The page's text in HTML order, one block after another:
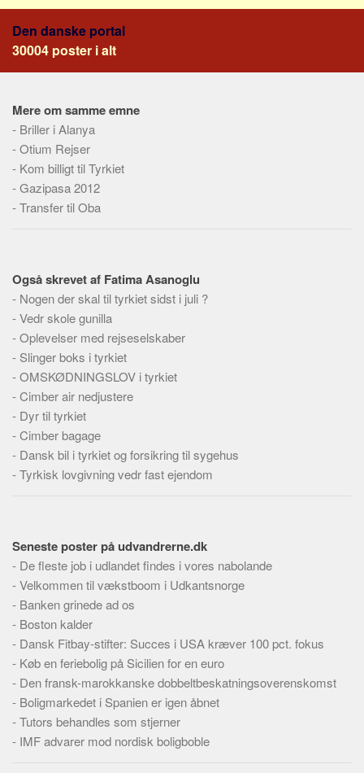
Praktisk
Alle
Emner
Skribenter
Personer
Steder
Webstedet
Forhistorien
Redigering
Tekstannoncer
Bannere
Hjælp
Den danske portal
30004 poster i alt
Mere om samme emne
- Briller i Alanya
-Otium Rejser
- Kom billigt til Tyrkiet
-Gazipasa 2012
-Transfer til Oba
Også skrevet af Fatima Asanoglu
- Nogen der skal til tyrkiet sidst i juli ?
-Vedr skole gunilla
-Oplevelser med rejseselskaber
- Slinger boks i tyrkiet
-OMSKØDNINGSLOV i tyrkiet
-Cimber air nedjustere
- Dyr til tyrkiet
-Cimber bagage
- Dansk bil i tyrkiet og forsikring til sygehus
-Tyrkisk lovgivning vedr fast ejendom
Seneste poster på udvandrerne.dk
- De fleste job i udlandet findes i vores nabolande
-Velkommen til vækstboom i Udkantsnorge
- Banken grinede ad os
- Boston kalder
- Dansk Fitbay-stifter: Succes i USA kræver 100 pct. fokus
- Køb en feriebolig på Sicilien for en euro
- Den fransk-marokkanske dobbeltbeskatningsoverenskomst
- Boligmarkedet i Spanien er igen åbnet
-Tutors behandles som stjerner
- IMF advarer mod nordisk boligboble